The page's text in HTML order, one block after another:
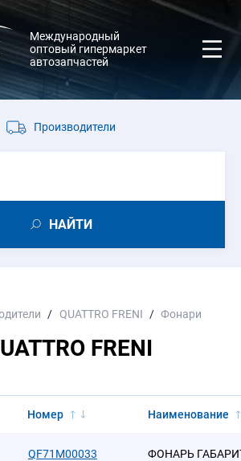
Международный
оптовый гипермаркет
автозапчастей
Производители
НАЙТИ
QUATTRO FRENI Фонари
FRENI
Номер Наименование
QF71M00033 ФОНАРЬ